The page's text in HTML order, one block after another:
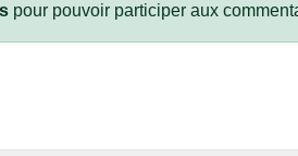
pour pouvoir participer aux